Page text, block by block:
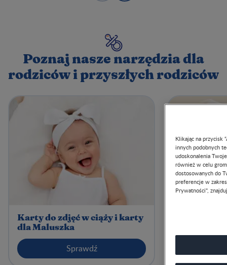
Poznaj nasze narzędzia dla
rodziców i przyszłych rodziców
Karty do zdjęć w ciąży i karty
dla Maluszka
Sprawdź
Klikając na przycisk
innych podobnych
udoskonalenia
również w celu
dostosowanych do
preferencje w
Prywatności",